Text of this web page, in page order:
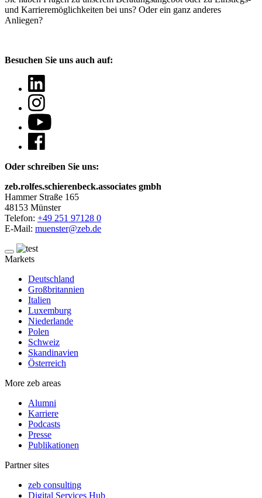
und Karrieremöglichkeiten bei uns? Oder ein ganz anderes
Anliegen?
Besuchen Sie uns auch auf:
Oder schreiben Sie uns:
zeb.rolfes.schierenbeck.associates gmbh
Hammer Straße 165
48153 Münster
Telefon: +49 251 97128 0
E-Mail: muenster@zeb.de
Markets
Deutschland
Großbritannien
Italien
Luxemburg
Niederlande
Polen
Schweiz
Skandinavien
Österreich
More zeb areas
Alumni
Karriere
Podcasts
Presse
Publikationen
Partner sites
zeb consulting
Digital Services Hub